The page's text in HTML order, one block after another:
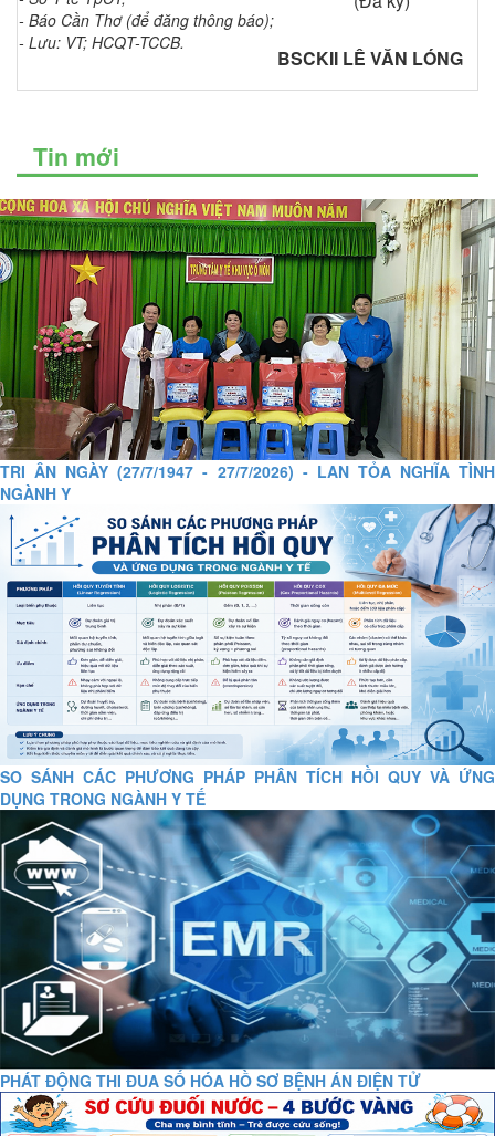
- Báo Cần Thơ (để đăng thông báo);
- Lưu: VT; HCQT-TCCB.
BSCKII LÊ VĂN LÓNG
Tin mới
TRI ÂN NGÀY (27/7/1947 - 27/7/2026) - LAN TỎA NGHĨA TÌNH
NGÀNH Y
SO SÁNH CÁC PHƯƠNG PHÁP PHÂN TÍCH HỒI QUY VÀ ỨNG
DỤNG TRONG NGÀNH Y TẾ
PHÁT ĐỘNG THI ĐUA SỐ HÓA HỒ SƠ BỆNH ÁN ĐIỆN TỬ